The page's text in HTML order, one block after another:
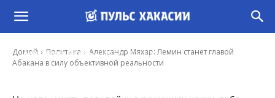
Домой Политика
Александр Мяхар: Лемин станет главой
Абакана в силу объективной реальности
Александр Мяхар: Лемин станет главой
Абакана в силу объективной реальности
Александр Мяхар - 31 Окт, 2019 7:30